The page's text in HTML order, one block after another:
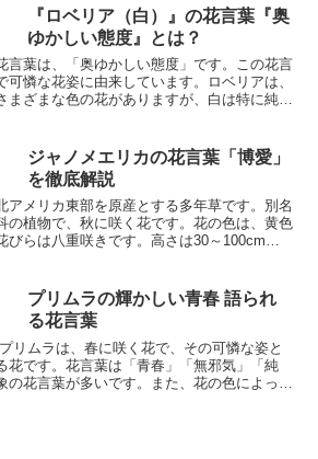
たどっていました。そんなある日、男性は庭
けました。その花は、とても美しく、男性は
。男性は、その花を母親にプレゼントしまし
の花を見てとても喜びました。そして、その
るみるうちに回復していったのです。男性
、その花のことを「情け深い花」と呼ぶよう
『ロベリア（白）』の花言葉『奥
ゆかしい態度』とは？
言葉は、「奥ゆかしい態度」です。この花言
可憐な花姿に由来しています。ロベリアは、
ざまな色の花がありますが、 白は特に純粋
」という花言葉がつけられたと考えられま
とは、控えめで慎み深く、他人を立てること
です。これは、日本人に古くから受け継がれ
、今もなお多くの人々に愛されています。
言葉である「奥ゆかしい態度」は、そんな日
言葉 といえるでしょう。
ジャノメエリカの花言葉「博愛」
を徹底解説
アメリカ東部を原産とする多年草です。別名
の植物で、秋に咲く花です。花の色は、黄色
びらは八重咲きです。高さは30～100cmほ
気を保つようにしましょう。肥料は、春と秋
栽培は容易で、初心者にもおすすめです。
ことができます。ジャノメエリカの花言葉
は、ジャノメエリカの八重咲きの花びらを、
を表しています。また、秋の訪れを告げる花
愛されてきました。 ジャノメエリカは、花壇
プリムラの輝かしい青春 語られ
る花言葉
プリムラは、春に咲く花で、その可憐な姿と
花です。花言葉は「青春」「無邪気」「純
の花言葉が多いです。また、花の色によって